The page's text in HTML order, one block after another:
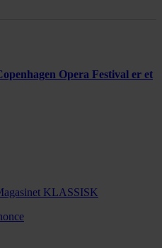
Opera Festival er et